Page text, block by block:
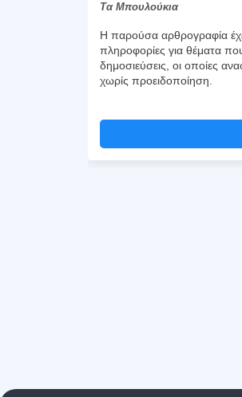
Τα Μπουλούκια
Η παρούσα αρθρογραφία
πληροφορίες για θέματα
δημοσιεύσεις, οι οποίες
χωρίς προειδοποίηση.